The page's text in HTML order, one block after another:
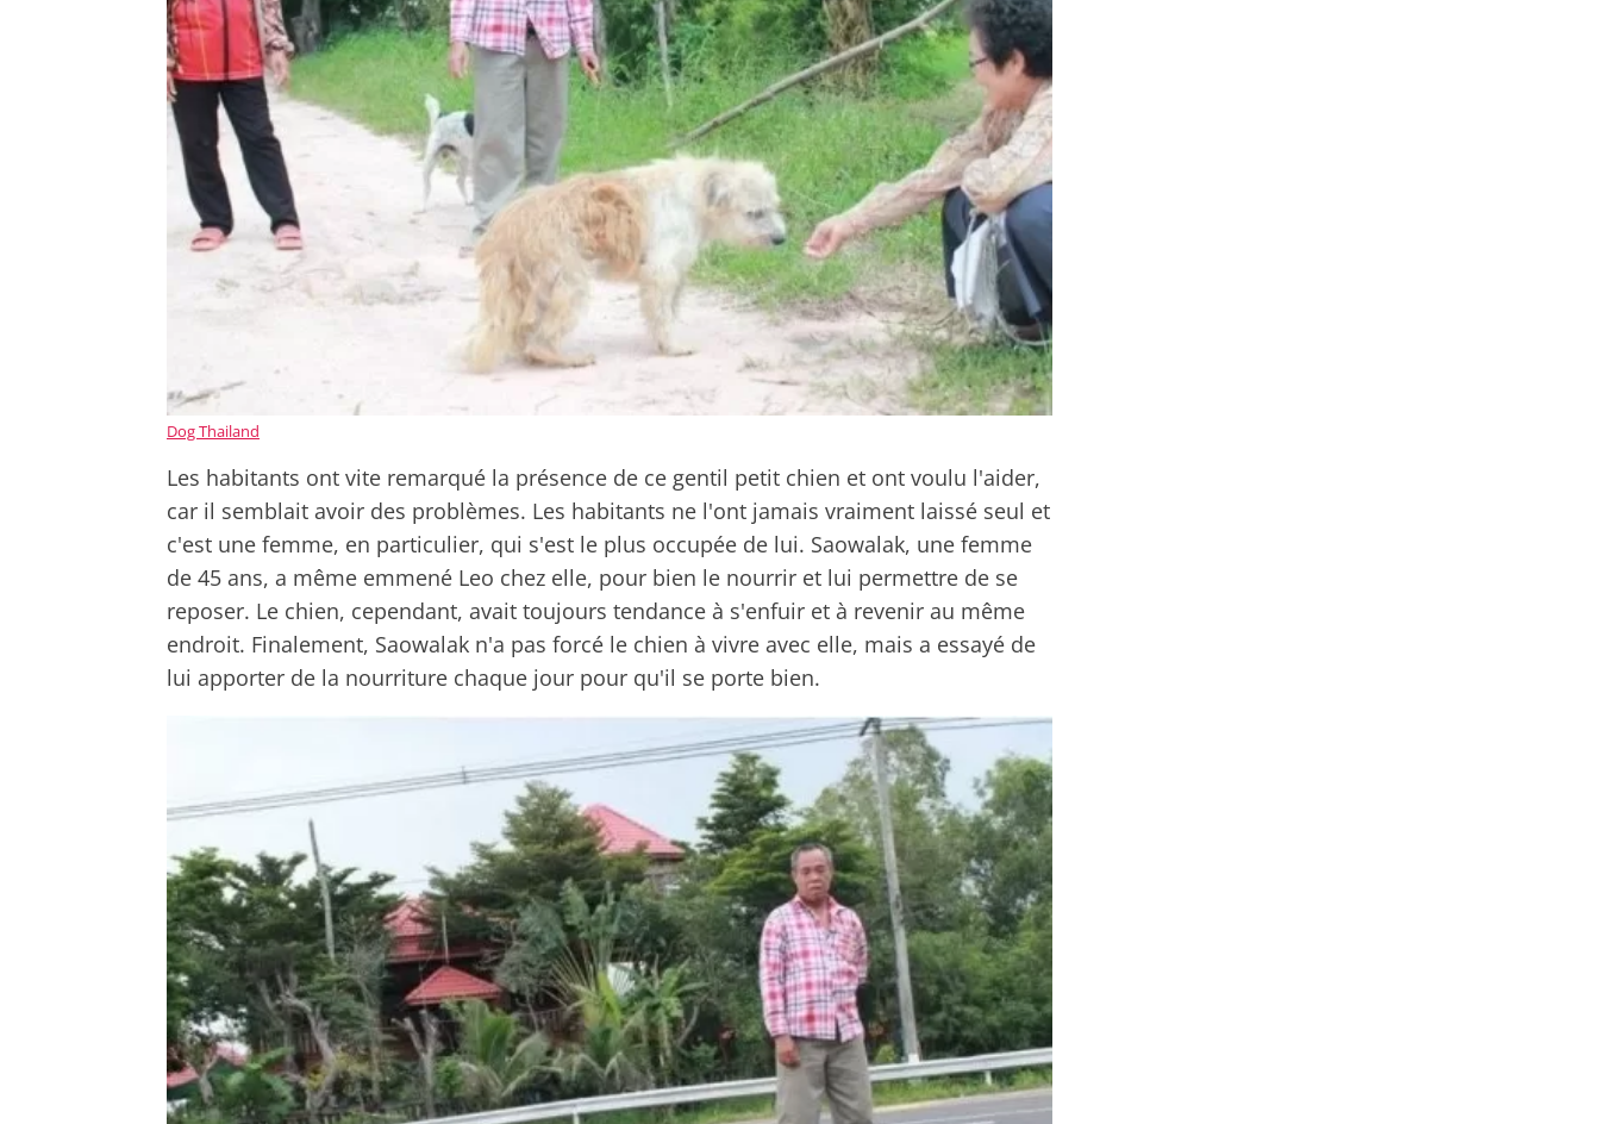
Dog Thailand
Les habitants ont vite remarqué la présence de ce gentil petit chien et ont voulu l'aider,
car il semblait avoir des problèmes. Les habitants ne l'ont jamais vraiment laissé seul et
c'est une femme, en particulier, qui s'est le plus occupée de lui. Saowalak, une femme
de 45 ans, a même emmené Leo chez elle, pour bien le nourrir et lui permettre de se
reposer. Le chien, cependant, avait toujours tendance à s'enfuir et à revenir au même
endroit. Finalement, Saowalak n'a pas forcé le chien à vivre avec elle, mais a essayé de
lui apporter de la nourriture chaque jour pour qu'il se porte bien.